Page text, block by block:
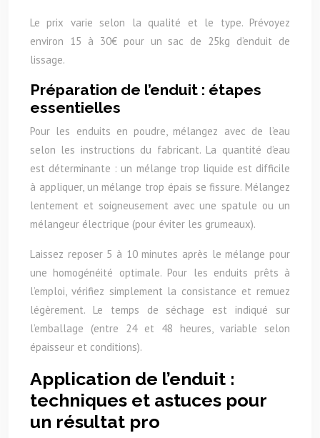
Le prix varie selon la qualité et le type. Prévoyez
environ 15 à 30€ pour un sac de 25kg d’enduit de
lissage.
Préparation de l’enduit : étapes
essentielles
Pour les enduits en poudre, mélangez avec de l’eau
selon les instructions du fabricant. La quantité d’eau
est déterminante : un mélange trop liquide est difficile
à appliquer, un mélange trop épais se fissure. Mélangez
lentement et soigneusement avec une spatule ou un
mélangeur électrique (pour éviter les grumeaux).
Laissez reposer 5 à 10 minutes après le mélange pour
une homogénéité optimale. Pour les enduits prêts à
l’emploi, vérifiez simplement la consistance et remuez
légèrement. Le temps de séchage est indiqué sur
l’emballage (entre 24 et 48 heures, variable selon
épaisseur et conditions).
Application de l’enduit :
techniques et astuces pour
un résultat pro